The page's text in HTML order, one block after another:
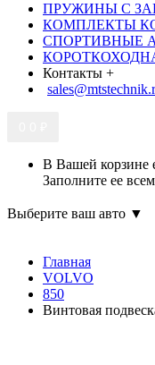
ПРУЖИНЫ С
КОМПЛЕКТЫ
СПОРТИВНЫЕ
Контакты +
В Вашей корзине
Заполните ее
Выберите ваш авто ▼
Главная
VOLVO
850
Винтовая